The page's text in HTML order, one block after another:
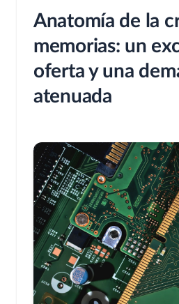
Anatomía de la
memorias: un
oferta y una
atenuada